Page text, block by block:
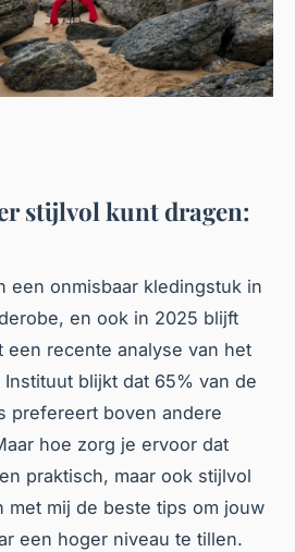
stijlvol kunt dragen:
een onmisbaar kledingstuk in
en ook in 2025 blijft
een recente analyse van het
blijkt dat 65% van de
prefereert boven andere
hoe zorg je ervoor dat
praktisch, maar ook stijlvol
met mij de beste tips om jouw
een hoger niveau te tillen.